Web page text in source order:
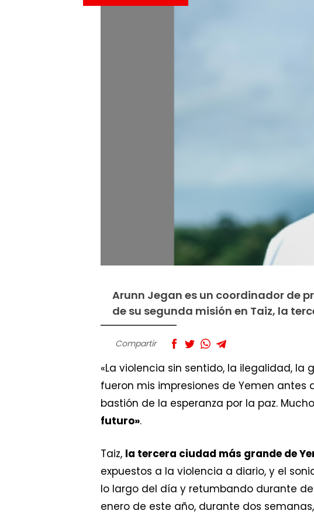
Arunn Jegan es un coordinador de
de su segunda misión en Taiz, la
Compartir
«La violencia sin sentido, la ilegalidad,
fueron mis impresiones de Yemen antes
bastión de la esperanza por la paz.
futuro».
Taiz, la tercera ciudad más grande de
expuestos a la violencia a diario, y el
lo largo del día y retumbando durante
enero de este año, durante dos semanas,